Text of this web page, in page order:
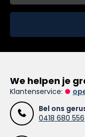
We helpen je
Klantenservice:
Bel ons
0418 680 556